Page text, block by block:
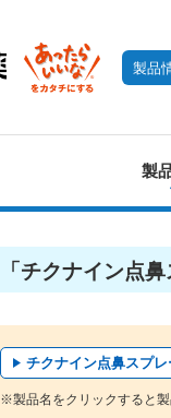
製品
製
「チクナイン点
チクナイン点鼻スプレ
※製品名をクリックすると製